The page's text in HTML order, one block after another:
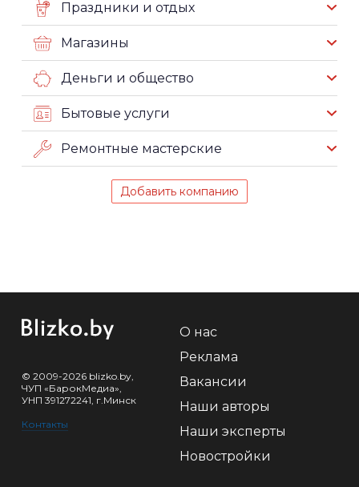
Праздники и отдых
Магазины
Деньги и общество
Бытовые услуги
Ремонтные мастерские
Добавить компанию
© 2009-2026 blizko.by,
ЧУП «БарокМедиа»,
УНП 391272241, г.Минск
Контакты
О нас
Реклама
Вакансии
Наши авторы
Наши эксперты
Новостройки